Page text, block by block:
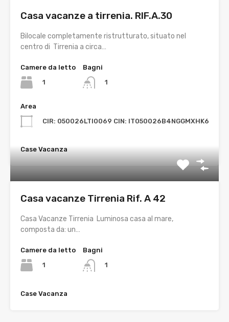
Casa vacanze a tirrenia. RIF.A.30
Bilocale completamente ristrutturato, situato nel
centro di Tirrenia a circa…
Camere da letto
1
Bagni
1
Area
CIR: 050026LTI0069 CIN: IT050026B4NGGMXHK6
Case Vacanza
Casa vacanze Tirrenia Rif. A 42
Casa Vacanze Tirrenia Luminosa casa al mare,
composta da: un…
Camere da letto
1
Bagni
1
Case Vacanza